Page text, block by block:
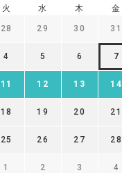
火 水 木 金
28 29 30 31
4 5 6 7
11 12 13 14
18 19 20 21
25 26 27 28
1 2 3 4